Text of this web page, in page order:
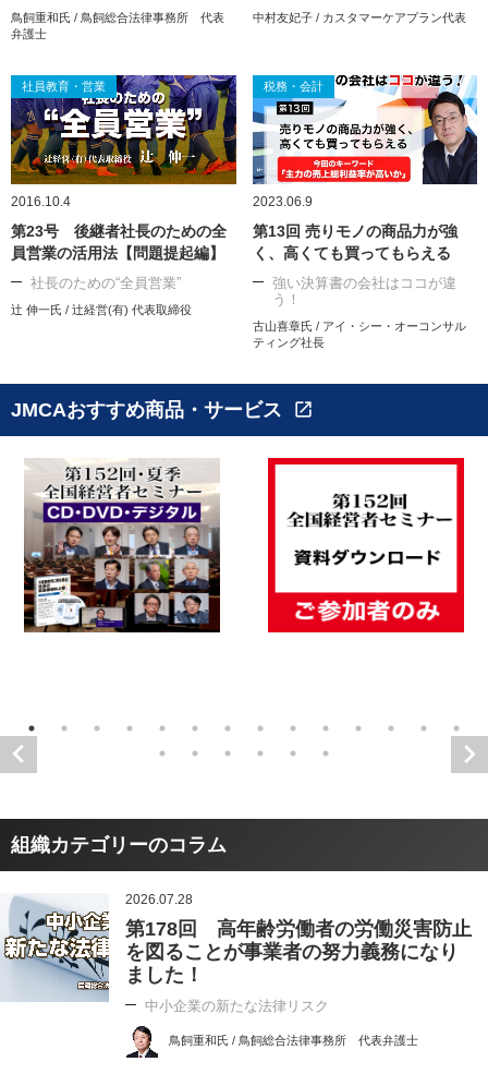
鳥飼重和氏 / 鳥飼総合法律事務所 代表
弁護士
中村友妃子 / カスタマーケアプラン代表
社員教育・営業
2016.10.4
第23号 後継者社長のための全
員営業の活用法【問題提起編】
社長のための“全員営業”
辻 伸一氏 / 辻経営(有) 代表取締役
税務・会計
2023.06.9
第13回 売りモノの商品力が強
く、高くても買ってもらえる
強い決算書の会社はココが違
う！
古山喜章氏 / アイ・シー・オーコンサル
ティング社長
JMCAおすすめ商品・サービス open_in_new
組織カテゴリーのコラム
2026.07.28
第178回 高年齢労働者の労働災害防止
を図ることが事業者の努力義務になり
ました！
中小企業の新たな法律リスク
鳥飼重和氏 / 鳥飼総合法律事務所 代表弁護士